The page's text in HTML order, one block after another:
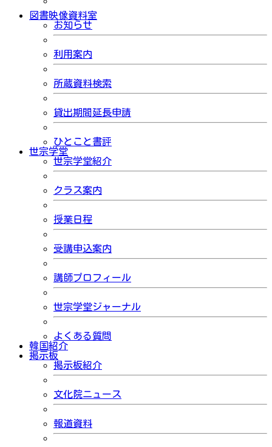
図書映像資料室
お知らせ
利用案内
所蔵資料検索
貸出期間延長申請
ひとこと書評
世宗学堂
世宗学堂紹介
クラス案内
授業日程
受講申込案内
講師プロフィール
世宗学堂ジャーナル
よくある質問
韓国紹介
掲示板
掲示板紹介
文化院ニュース
報道資料